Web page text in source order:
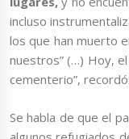
incluso
los que han muerto
nuestros” (…) Hoy,
cementerio”, recordó.
Se habla de que el